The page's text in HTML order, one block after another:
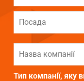
Тип компанії, яку